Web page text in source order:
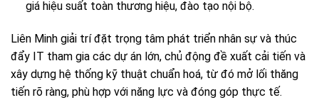
giá hiệu suất toàn thương hiệu, đào tạo nội bộ.
Liên Minh giải trí đặt trọng tâm phát triển nhân sự và thúc
đẩy IT tham gia các dự án lớn, chủ động đề xuất cải tiến và
xây dựng hệ thống kỹ thuật chuẩn hoá, từ đó mở lối thăng
tiến rõ ràng, phù hợp với năng lực và đóng góp thực tế.